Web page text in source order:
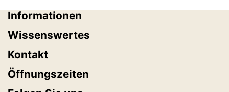
Informationen
Wissenswertes
Kontakt
Öffnungszeiten